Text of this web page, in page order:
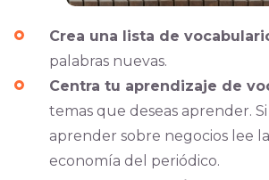
Crea una lista de
palabras nuevas.
Centra tu aprendizaje de
temas que deseas aprender.
aprender sobre negocios lee
economía del periódico.